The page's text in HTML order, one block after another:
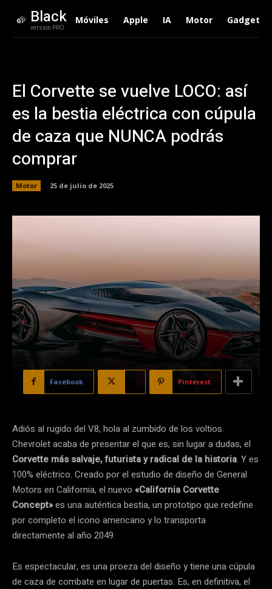
Black
version PRO
Móviles Apple IA Motor Gadgets
El Corvette se vuelve LOCO: así
es la bestia eléctrica con cúpula
de caza que NUNCA podrás
comprar
Motor 25 de julio de 2025
Facebook Pinterest
Adiós al rugido del V8, hola al zumbido de los voltios.
Chevrolet acaba de presentar el que es, sin lugar a dudas, el
Corvette más salvaje, futurista y radical de la historia. Y es
100% eléctrico. Creado por el estudio de diseño de General
Motors en California, el nuevo «California Corvette
Concept»es una auténtica bestia, un prototipo que redefine
por completo el icono americano y lo transporta
directamente al año 2049.
Es espectacular, es una proeza del diseño y tiene una cúpula
de caza de combate en lugar de puertas. Es, en definitiva, el